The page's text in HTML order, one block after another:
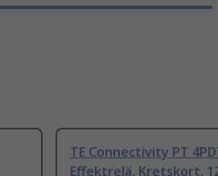
TE Connectivity PT
Effektrelä, Kretskort,